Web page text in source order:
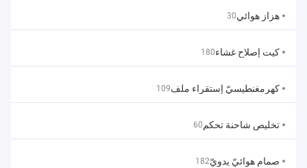
هزاز هوائي30
كيت إصلاح غشاء180
كهرمغنطيسيّ إستقراء ملف109
تخليص شاحنة تحكم 60
صمام هوائيّ يدويّ182